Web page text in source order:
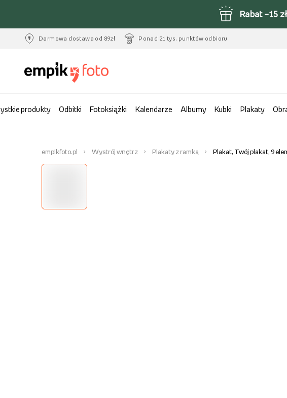
Rabat –15
Darmowa dostawa od 89zł Ponad 21 tys. punktów odbioru
produkty Odbitki Fotoksiążki Kalendarze Albumy Kubki Plakaty
empikfoto.pl Wystrój wnętrz Plakaty z ramką Plakat, Twój plakat, 9